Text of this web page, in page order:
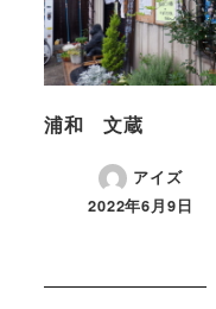
浦和 文蔵
アイズ
2022年6月9日